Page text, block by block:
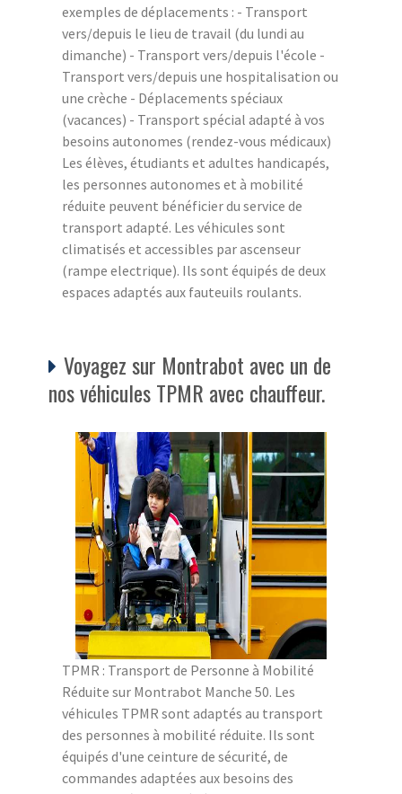
exemples de déplacements : - Transport
vers/depuis le lieu de travail (du lundi au
dimanche) - Transport vers/depuis l'école -
Transport vers/depuis une hospitalisation ou
une crèche - Déplacements spéciaux
(vacances) - Transport spécial adapté à vos
besoins autonomes (rendez-vous médicaux)
Les élèves, étudiants et adultes handicapés,
les personnes autonomes et à mobilité
réduite peuvent bénéficier du service de
transport adapté. Les véhicules sont
climatisés et accessibles par ascenseur
(rampe electrique). Ils sont équipés de deux
espaces adaptés aux fauteuils roulants.
Voyagez sur Montrabot avec un de
nos véhicules TPMR avec chauffeur.
TPMR : Transport de Personne à Mobilité
Réduite sur Montrabot Manche 50. Les
véhicules TPMR sont adaptés au transport
des personnes à mobilité réduite. Ils sont
équipés d'une ceinture de sécurité, de
commandes adaptées aux besoins des